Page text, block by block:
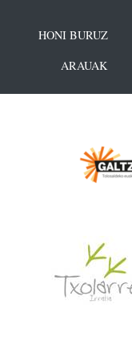
HONI BURUZ
ARAUAK